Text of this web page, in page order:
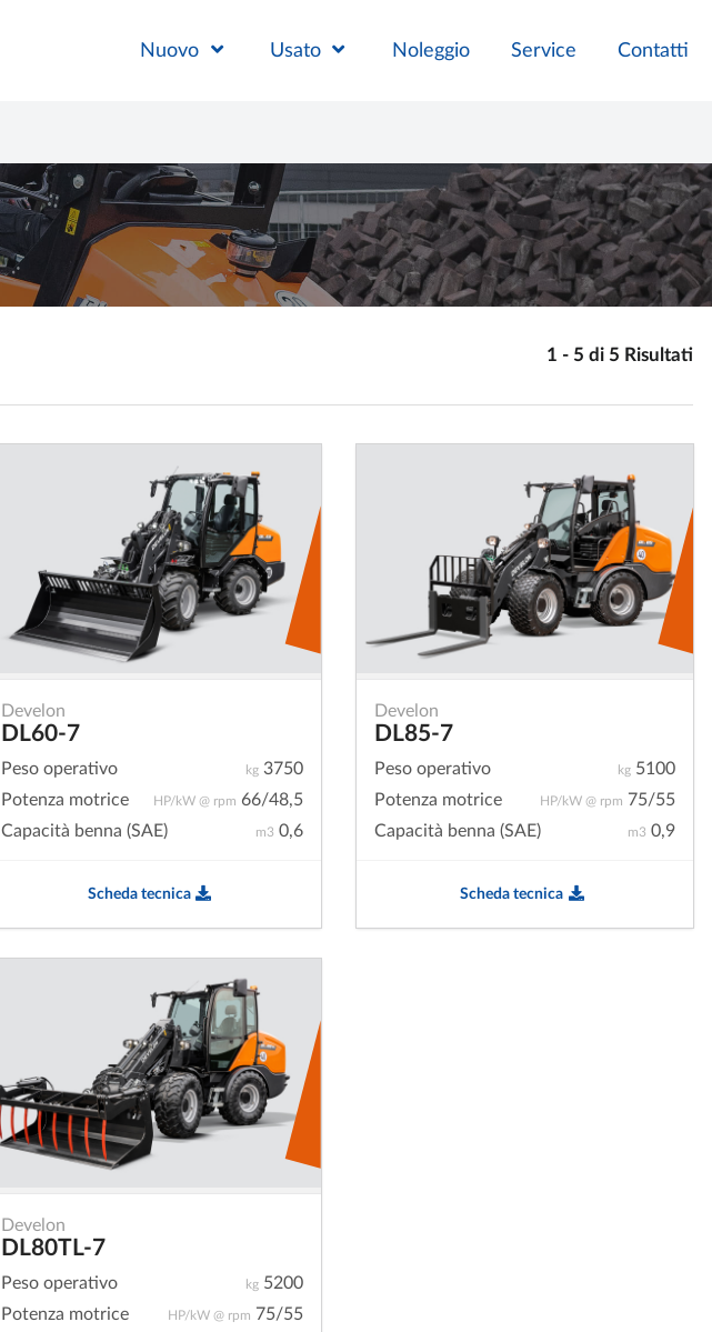
Nuovo Usato Noleggio Service Contatti
1 - 5 di 5 Risultati
Develon
DL60-7
kg3750
Peso operativo
HP/kW @ rpm 66/48,5
Potenza motrice
m3 0,6
Capacità benna (SAE)
Scheda tecnica
Develon
DL85-7
kg 5100
Peso operativo
HP/kW @ rpm 75/55
Potenza motrice
m3 0,9
Capacità benna (SAE)
Scheda tecnica
Develon
DL80TL-7
kg5200
Peso operativo
HP/kW @ rpm 75/55
Potenza motrice